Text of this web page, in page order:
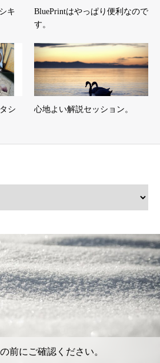
キ
BluePrintはやっぱり便利なので
す。
シ
心地よい解説セッション。
前にご確認ください。